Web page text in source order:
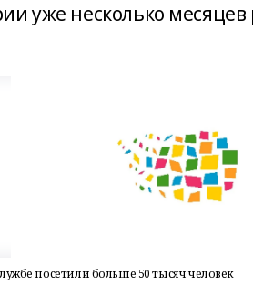
уже несколько месяцев
посетили больше 50 тысяч человек